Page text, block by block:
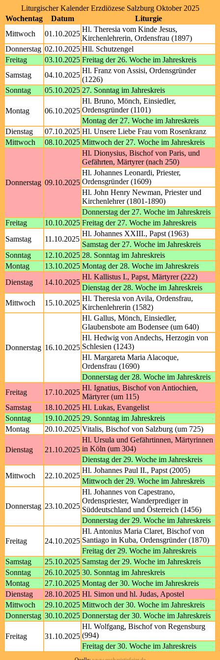
Liturgischer Kalender Erzdiözese Salzburg Oktober 2025
Wochentag
Datum
Liturgie
Mittwoch
01.10.2025
Hl. Theresia vom Kinde Jesus,
Kirchenlehrerin, Ordensfrau (1897)
Donnerstag 02.10.2025 Hll. Schutzengel
Freitag
03.10.2025 Freitag der 26. Woche im Jahreskreis
Samstag
04.10.2025
Hl. Franz von Assisi, Ordensgründer
(1226)
Sonntag
05.10.2025 27. Sonntag im Jahreskreis
Montag 06.10.2025
Hl. Bruno, Mönch, Einsiedler,
Ordensgründer (1101)
Montag der 27. Woche im Jahreskreis
Dienstag
07.10.2025 Hl. Unsere Liebe Frau vom Rosenkranz
Mittwoch
08.10.2025 Mittwoch der 27. Woche im Jahreskreis
Donnerstag 09.10.2025
Hl. Dionysius, Bischof von Paris, und
Gefährten, Märtyrer (nach 250)
Hl. Johannes Leonardi, Priester,
Ordensgründer (1609)
Hl. John Henry Newman, Priester und
Kirchenlehrer (1801-1890)
Donnerstag der 27. Woche im Jahreskreis
Freitag
10.10.2025 Freitag der 27. Woche im Jahreskreis
Samstag
11.10.2025
Hl. Johannes XXIII., Papst (1963)
Samstag der 27. Woche im Jahreskreis
Sonntag
12.10.2025 28. Sonntag im Jahreskreis
Montag
13.10.2025 Montag der 28. Woche im Jahreskreis
Dienstag
14.10.2025
Hl. Kallistus I., Papst, Märtyrer (222)
Dienstag der 28. Woche im Jahreskreis
Mittwoch
15.10.2025
Hl. Theresia von Avila, Ordensfrau,
Kirchenlehrerin (1582)
Donnerstag 16.10.2025
Hl. Gallus, Mönch, Einsiedler,
Glaubensbote am Bodensee (um 640)
Hl. Hedwig von Andechs, Herzogin von
Schlesien (1243)
Hl. Margareta Maria Alacoque,
Ordensfrau (1690)
Donnerstag der 28. Woche im Jahreskreis
Freitag
17.10.2025
Hl. Ignatius, Bischof von Antiochien,
Märtyrer (um 115)
Samstag
18.10.2025 Hl. Lukas, Evangelist
Sonntag
19.10.2025 29. Sonntag im Jahreskreis
Montag
20.10.2025 Vitalis, Bischof von Salzburg (um 725)
Dienstag 21.10.2025
Hl. Ursula und Gefährtinnen, Märtyrinnen
in Köln (um 304)
Dienstag der 29. Woche im Jahreskreis
Mittwoch
22.10.2025
Hl. Johannes Paul II., Papst (2005)
Mittwoch der 29. Woche im Jahreskreis
Donnerstag 23.10.2025
Hl. Johannes von Capestrano,
Ordenspriester, Wanderprediger in
Süddeutschland und Österreich (1456)
Donnerstag der 29. Woche im Jahreskreis
Freitag 24.10.2025
Hl. Antonius Maria Claret, Bischof von
Santiago in Kuba, Ordensgründer (1870)
Freitag der 29. Woche im Jahreskreis
Samstag
25.10.2025 Samstag der 29. Woche im Jahreskreis
Sonntag
26.10.2025 30. Sonntag im Jahreskreis
Montag
27.10.2025 Montag der 30. Woche im Jahreskreis
Dienstag
28.10.2025 Hl. Simon und hl. Judas, Apostel
Mittwoch
29.10.2025 Mittwoch der 30. Woche im Jahreskreis
Donnerstag 30.10.2025 Donnerstag der 30. Woche im Jahreskreis
Freitag 31.10.2025
Hl. Wolfgang, Bischof von Regensburg
(994)
Freitag der 30. Woche im Jahreskreis